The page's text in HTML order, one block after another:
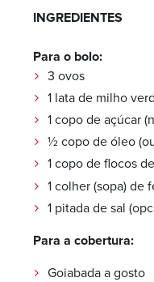
INGREDIENTES
Para o bolo:
3 ovos
1 lata de milho
1 copo de açúcar
½ copo de óleo
1 copo de flocos
1 colher (sopa) de
1 pitada de sal
Para a cobertura:
Goiabada a gosto